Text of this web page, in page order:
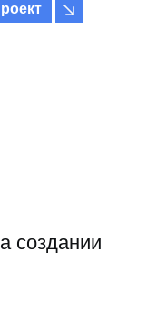
создании